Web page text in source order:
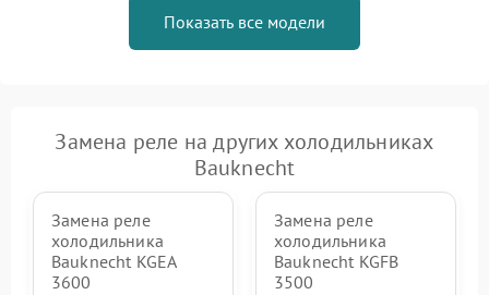
Показать все модели
Замена реле на других холодильниках
Bauknecht
Замена реле
холодильника
Bauknecht KGEA
3600
Замена реле
холодильника
Bauknecht KGFB
3500